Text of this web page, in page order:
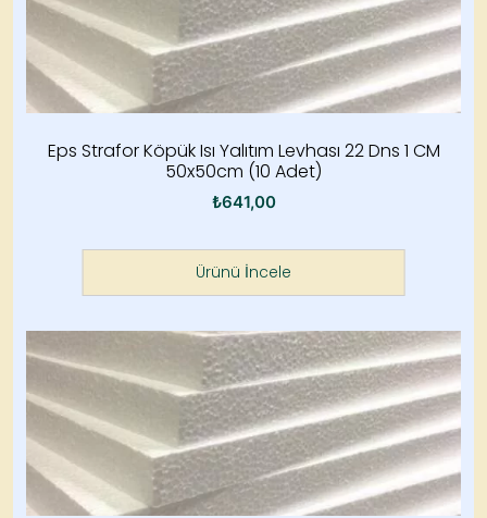
Eps Strafor Köpük Isı Yalıtım Levhası 22 Dns 1 CM
50x50cm (10 Adet)
₺641,00
Ürünü İncele